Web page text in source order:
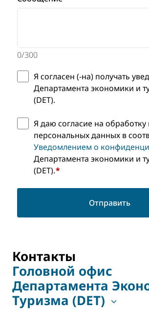
0/300
Я согласен (-на) получать
Департамента экономики и
(DET).
Я даю согласие на
персональных данных в
Уведомлением о
Департамента экономики и
(DET).*
Отправить
Контакты
Головной офис
Департамента
Туризма (DET)